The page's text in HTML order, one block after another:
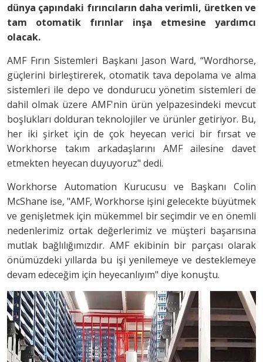
dünya çapındaki fırıncıların daha verimli, üretken ve
tam otomatik fırınlar inşa etmesine yardımcı
olacak.
AMF Fırın Sistemleri Başkanı Jason Ward, “Wordhorse,
güçlerini birleştirerek, otomatik tava depolama ve alma
sistemleri ile depo ve dondurucu yönetim sistemleri de
dahil olmak üzere AMF'nin ürün yelpazesindeki mevcut
boşlukları dolduran teknolojiler ve ürünler getiriyor. Bu,
her iki şirket için de çok heyecan verici bir fırsat ve
Workhorse takım arkadaşlarını AMF ailesine davet
etmekten heyecan duyuyoruz" dedi.
Workhorse Automation Kurucusu ve Başkanı Colin
McShane ise, "AMF, Workhorse işini gelecekte büyütmek
ve genişletmek için mükemmel bir seçimdir ve en önemli
nedenlerimiz ortak değerlerimiz ve müşteri başarısına
mutlak bağlılığımızdır. AMF ekibinin bir parçası olarak
önümüzdeki yıllarda bu işi yenilemeye ve desteklemeye
devam edeceğim için heyecanlıyım" diye konuştu.